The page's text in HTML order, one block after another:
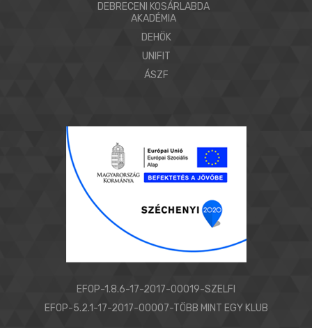
DEBRECENI KOSÁRLABDA
AKADÉMIA
DEHÖK
UNIFIT
ÁSZF
EFOP-1.8.6-17-2017-00019-SZELFI
EFOP-5.2.1-17-2017-00007-TÖBB MINT EGY KLUB